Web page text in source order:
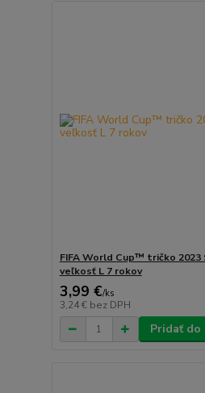
FIFA World Cup™ tričko 2023
veľkosť L 7 rokov
3,99 €/ks
3,24 € bez DPH
Pridať do